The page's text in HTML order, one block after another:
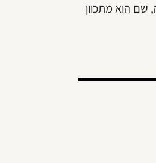
הוא מתכוון